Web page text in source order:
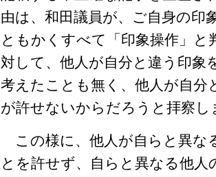
由は、和田議員が、ご自身の印
ともかくすべて「印象操作」と
対して、他人が自分と違う印象
考えたことも無く、他人が自分
が許せないからだろうと拝察し
この様に、他人が自らと異な
とを許せず、自らと異なる他人